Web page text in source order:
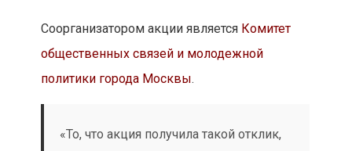
Соорганизатором акции является Комитет
общественных связей и молодежной
политики города Москвы.
«То, что акция получила такой отклик,